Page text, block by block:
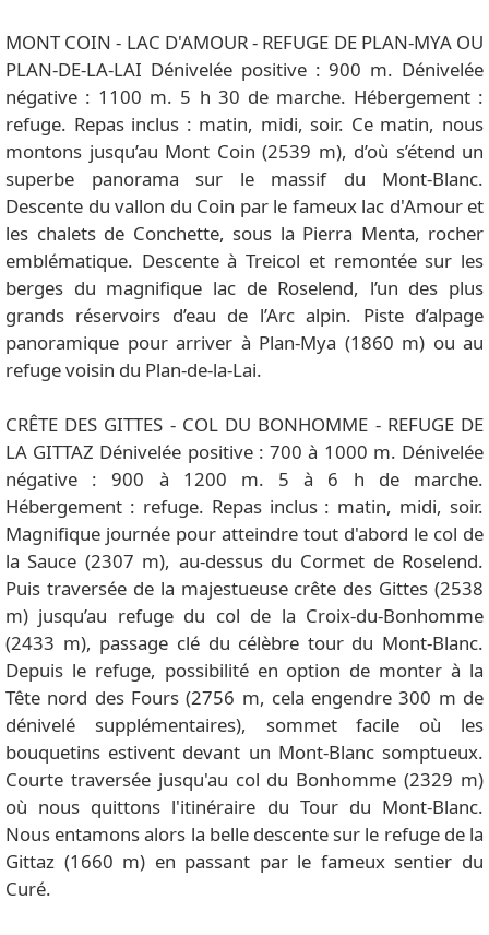
MONT COIN - LAC D'AMOUR - REFUGE DE PLAN-MYA OU
PLAN-DE-LA-LAI Dénivelée positive : 900 m. Dénivelée
négative : 1100 m. 5 h 30 de marche. Hébergement :
refuge. Repas inclus : matin, midi, soir. Ce matin, nous
montons jusqu’au Mont Coin (2539 m), d’où s’étend un
superbe panorama sur le massif du Mont-Blanc.
Descente du vallon du Coin par le fameux lac d'Amour et
les chalets de Conchette, sous la Pierra Menta, rocher
emblématique. Descente à Treicol et remontée sur les
berges du magnifique lac de Roselend, l’un des plus
grands réservoirs d’eau de l’Arc alpin. Piste d’alpage
panoramique pour arriver à Plan-Mya (1860 m) ou au
refuge voisin du Plan-de-la-Lai.
CRÊTE DES GITTES - COL DU BONHOMME - REFUGE DE
LA GITTAZ Dénivelée positive : 700 à 1000 m. Dénivelée
négative : 900 à 1200 m. 5 à 6 h de marche.
Hébergement : refuge. Repas inclus : matin, midi, soir.
Magnifique journée pour atteindre tout d'abord le col de
la Sauce (2307 m), au-dessus du Cormet de Roselend.
Puis traversée de la majestueuse crête des Gittes (2538
m) jusqu’au refuge du col de la Croix-du-Bonhomme
(2433 m), passage clé du célèbre tour du Mont-Blanc.
Depuis le refuge, possibilité en option de monter à la
Tête nord des Fours (2756 m, cela engendre 300 m de
dénivelé supplémentaires), sommet facile où les
bouquetins estivent devant un Mont-Blanc somptueux.
Courte traversée jusqu'au col du Bonhomme (2329 m)
où nous quittons l'itinéraire du Tour du Mont-Blanc.
Nous entamons alors la belle descente sur le refuge de la
Gittaz (1660 m) en passant par le fameux sentier du
Curé.